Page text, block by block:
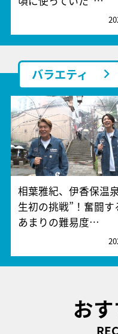
バラエティ
相葉雅紀、伊香保温
生初の挑戦”！奮闘
あまりの難易度…
お